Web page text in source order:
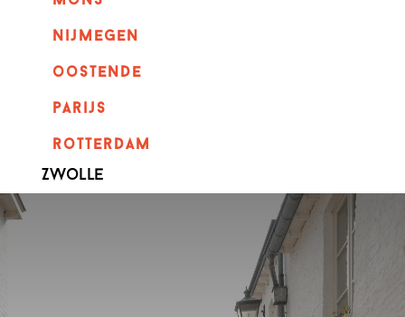
nijmegen
oostende
parijs
rotterdam
Zwolle